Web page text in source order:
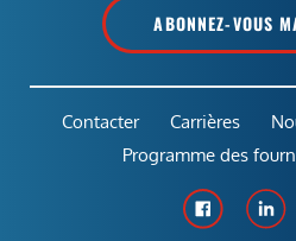
ABONNEZ-VOUS
Contacter Carrières
Programme des